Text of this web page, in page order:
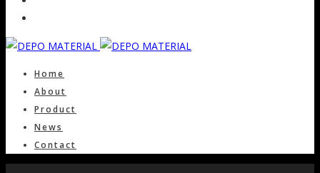
Home
About
Product
News
Contact